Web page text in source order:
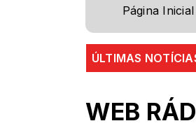
Página Inicial
ÚLTIMAS
ENTRE AMIGOS E
WEB